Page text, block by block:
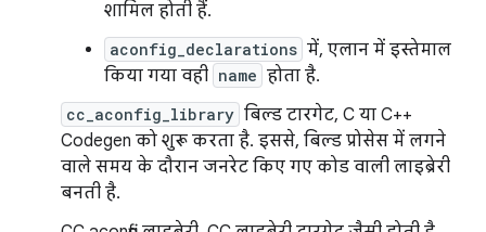
शामिल होती हैं.
aconfig_declarations में, एलान में इस्तेमाल
किया गया वही name होता है.
cc_aconfig_library बिल्ड टारगेट, C या C++
Codegen को शुरू करता है. इससे, बिल्ड प्रोसेस में लगने
वाले समय के दौरान जनरेट किए गए कोड वाली लाइब्रेरी
बनती है.